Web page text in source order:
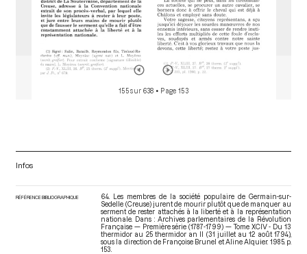
155 sur 638 • Page 153
Infos
RÉFÉRENCE BIBLIOGRAPHIQUE
64. Les membres de la société populaire de Germain-sur-
Sedelle (Creuse) jurent de mourir plutôt que de manquer au
serment de rester attachés à la liberté et à la représentation
nationale. Dans : Archives parlementaires de la Révolution
Française — Première série (1787-1799) — Tome XCIV - Du 13
thermidor au 25 thermidor an II (31 juillet au 12 août 1794),
sous la direction de Françoise Brunel et Aline Alquier. 1985. p.
153.